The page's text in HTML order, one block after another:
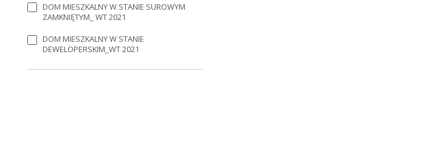
DOM MIESZKALNY W STANIE SUROWYM
ZAMKNIĘTYM_ WT 2021
DOM MIESZKALNY W STANIE
DEWELOPERSKIM_WT 2021